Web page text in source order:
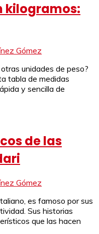
kilogramos:
Gómez
unidades de peso?
tabla de medidas
y sencilla de
de las
Gómez
es famoso por sus
Sus historias
que las hacen